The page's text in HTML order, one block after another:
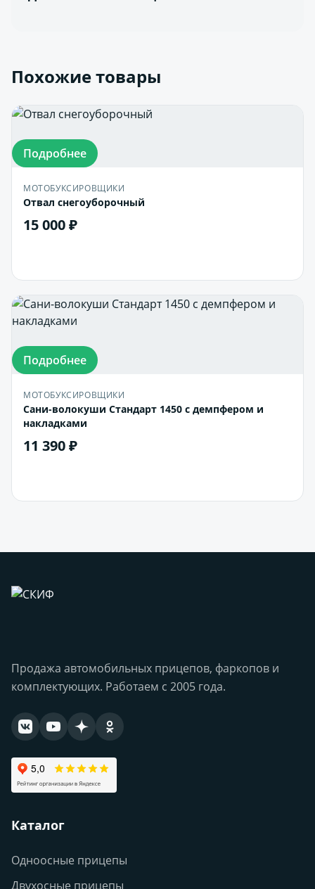
Похожие товары
Подробнее
МОТОБУКСИРОВЩИКИ
Отвал снегоуборочный
15 000 ₽
Подробнее
МОТОБУКСИРОВЩИКИ
Сани-волокуши Стандарт 1450 с демпфером и
накладками
11 390 ₽
Продажа автомобильных прицепов, фаркопов и
комплектующих. Работаем с 2005 года.
Каталог
Одноосные прицепы
Двухосные прицепы